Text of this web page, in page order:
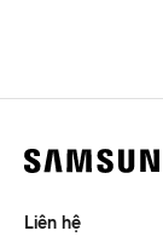
Liên hệ